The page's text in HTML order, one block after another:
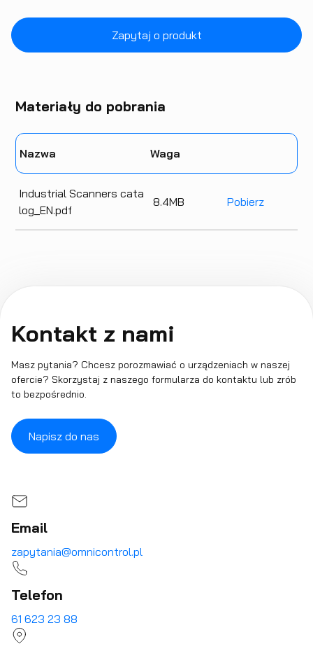
Zapytaj o produkt
Materiały do pobrania
Nazwa Waga
Industrial Scanners cata
log_EN.pdf
8.4MB Pobierz
Kontakt z nami
Masz pytania? Chcesz porozmawiać o urządzeniach w naszej
ofercie? Skorzystaj z naszego formularza do kontaktu lub zrób
to bezpośrednio.
Napisz do nas
Email
zapytania@omnicontrol.pl
Telefon
61 623 23 88